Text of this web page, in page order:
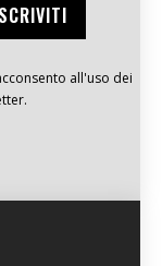
all'uso dei